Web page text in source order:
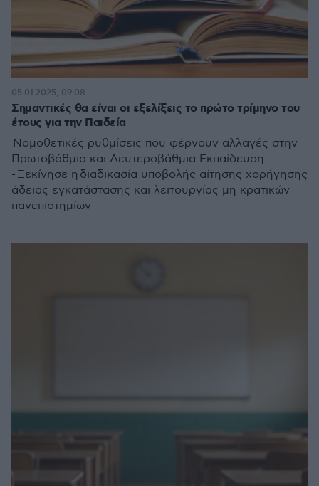
Σημαντικές θα είναι οι εξελίξεις το πρώτο τρίμηνο του
έτους για την Παιδεία
Νομοθετικές ρυθμίσεις που φέρνουν αλλαγές στην
Πρωτοβάθμια και Δευτεροβάθμια Εκπαίδευση
- Ξεκίνησε η διαδικασία υποβολής αίτησης χορήγησης
άδειας εγκατάστασης και λειτουργίας μη κρατικών
πανεπιστημίων
05.01.2025, 09:08